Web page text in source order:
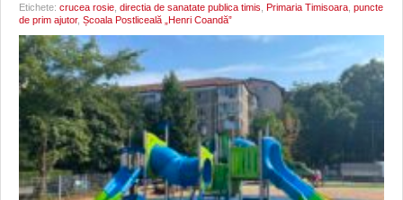
Etichete: crucea rosie directia de sanatate publica timis Primaria Timisoara puncte
de prim ajutor, Școala Postliceală „Henri Coandă”